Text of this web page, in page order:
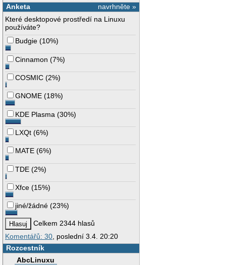
navrhněte »
Anketa
Které desktopové prostředí na Linuxu
používáte?
Budgie (10%)
Cinnamon (7%)
COSMIC (2%)
GNOME (18%)
KDE Plasma (30%)
LXQt (6%)
MATE (6%)
TDE (2%)
Xfce (15%)
jiné/žádné (23%)
Celkem 2344 hlasů
Komentářů: 30 , poslední 3.4. 20:20
Rozcestník
AbcLinuxu